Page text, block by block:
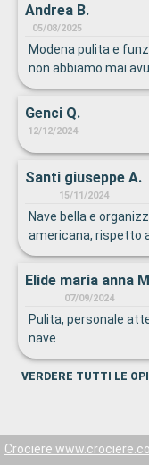
Andrea B.
05/08/2025
Modena pulita e
non abbiamo mai
Genci Q.
12/12/2024
Santi giuseppe A.
15/11/2024
Nave bella e
americana, rispetto
Elide maria anna
07/09/2024
Pulita, personale
nave
VERDERE TUTTI LE
Crociere